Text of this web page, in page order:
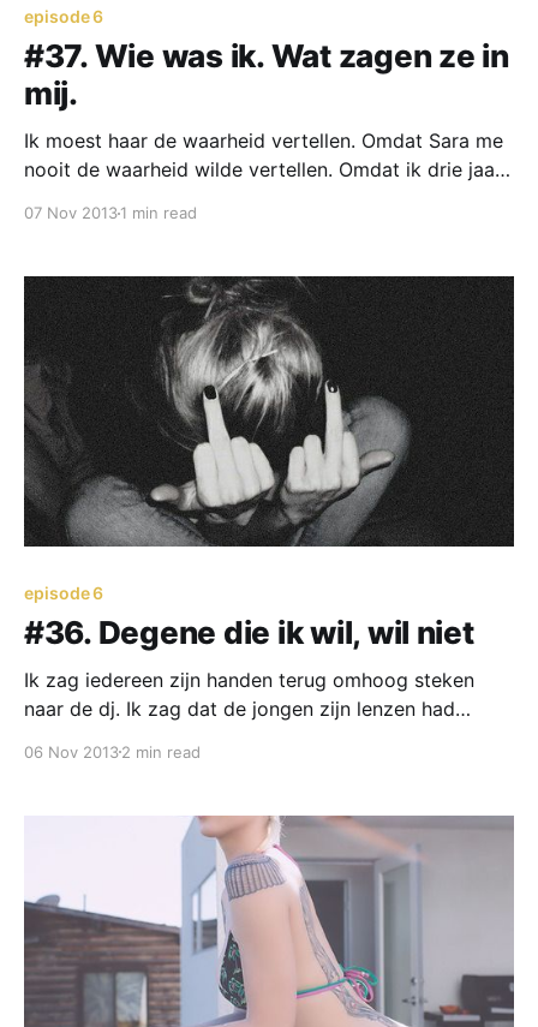
episode 6
#37. Wie was ik. Wat zagen ze in
mij.
Ik moest haar de waarheid vertellen. Omdat Sara me
nooit de waarheid wilde vertellen. Omdat ik drie jaar
07 Nov 20131 min read
episode 6
#36. Degene die ik wil, wil niet
Ik zag iedereen zijn handen terug omhoog steken
naar de dj. Ik zag dat de jongen zijn lenzen had
06 Nov 20132 min read